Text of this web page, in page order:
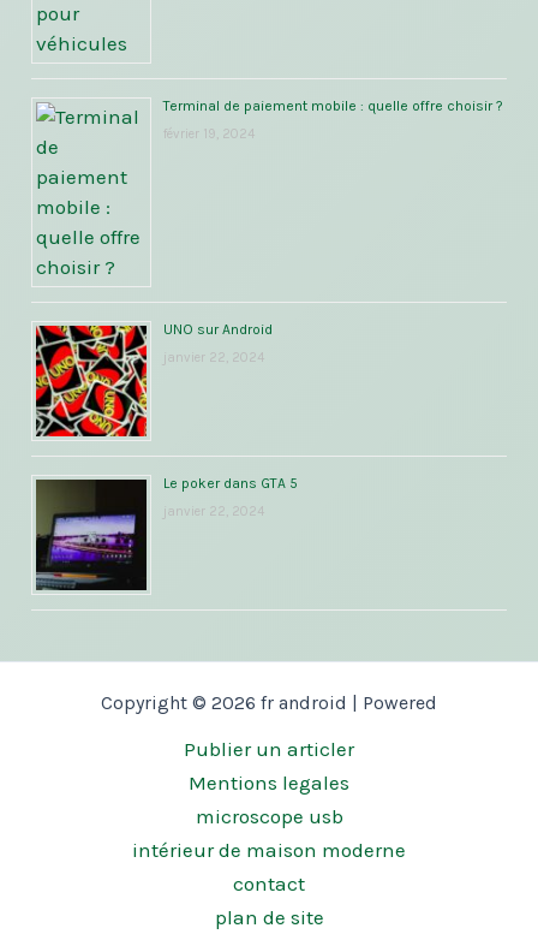
Terminal de paiement mobile : quelle offre choisir ?
février 19, 2024
UNO sur Android
janvier 22, 2024
Le poker dans GTA 5
janvier 22, 2024
Copyright © 2026 fr android | Powered
Publier un articler
Mentions legales
microscope usb
intérieur de maison moderne
contact
plan de site